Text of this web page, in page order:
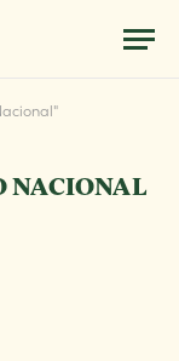
NACIONAL